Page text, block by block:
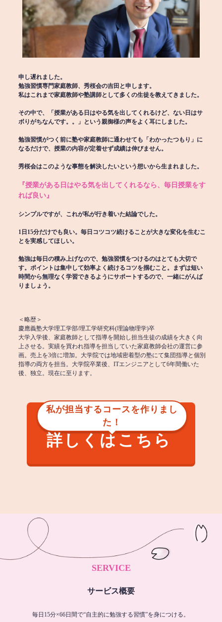
申し遅れました。
勉強習慣専門家庭教師、秀桜会の吉田と申します。
私はこれまで家庭教師や塾講師として多くの生徒を教えてきました。
その中で、「授業がある日はやる気を出してくれるけど、ない日はサ
ボりがちなんです。。」という親御様の声をよく耳にしました。
勉強習慣がつく前に塾や家庭教師に通わせても「わかったつもり」に
なるだけで、授業の内容が定着せず成績は伸びません。
秀桜会はこのような事態を解決したいという想いから生まれました。
『授業がある日はやる気を出してくれるなら、毎日授業をす
れば良い』
シンプルですが、これが私が行き着いた結論でした。
1日15分だけでも良い。毎日コツコツ続けることが大きな変化を生むこ
とを実感してほしい。
勉強は毎日の積み上げなので、勉強習慣をつけるのはとても大切で
す。ポイントは集中して効率よく続けるコツを掴むこと。まずは短い
時間から無理なく学習できるようにサポートするので、一緒にがんば
りましょう。
＜略歴＞
慶應義塾大学理工学部/理工学研究科(理論物理学)卒
大学入学後、家庭教師として指導を開始し担当生徒の成績を大きく向
上させる。実績を買われ指導を担当していた家庭教師会社の運営に参
画。売上を3倍に増加。大学院では地域密着型の塾にて集団指導と個別
指導の両方を担当。大学院卒業後、ITエンジニアとして6年間働いた
後、独立。現在に至ります。
私が担当するコースを作りまし
た！
詳しくはこちら
SERVICE
サービス概要
毎日15分×66日間で“自主的に勉強する習慣”を身につける。